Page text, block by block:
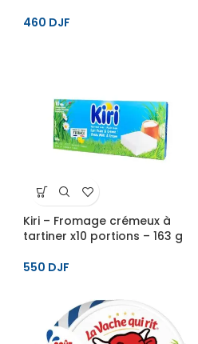
460 DJF
Kiri – Fromage crémeux à
tartiner x10 portions – 163 g
550 DJF